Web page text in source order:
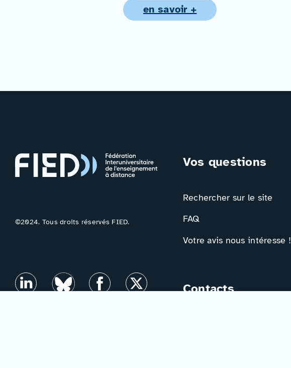
en savoir +
©2024. Tous droits réservés FIED.
Vos questions
Rechercher sur le site
FAQ
Votre avis nous intéresse !
Contacts